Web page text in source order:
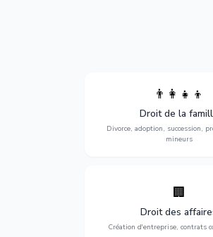
👨‍👩‍👧‍👦
Droit de la
Divorce, adoption, succession,
mineurs
succession et protection
vulnérables.
🏢
Droit des
Création d'entreprise, contrats
Accompagnement complet
entreprise : création,
commerciaux, concurrence